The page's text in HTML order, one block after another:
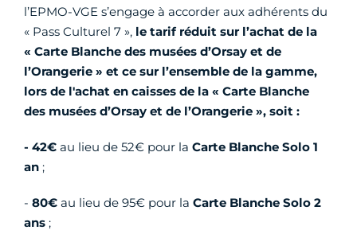
l’EPMO-VGE s’engage à accorder aux adhérents du
« Pass Culturel 7 », le tarif réduit sur l’achat de la
« Carte Blanche des musées d’Orsay et de
l’Orangerie » et ce sur l’ensemble de la gamme,
lors de l'achat en caisses de la « Carte Blanche
des musées d’Orsay et de l’Orangerie », soit :
- 42€ au lieu de 52€ pour la Carte Blanche Solo 1
an ;
- 80€ au lieu de 95€ pour la Carte Blanche Solo 2
ans ;